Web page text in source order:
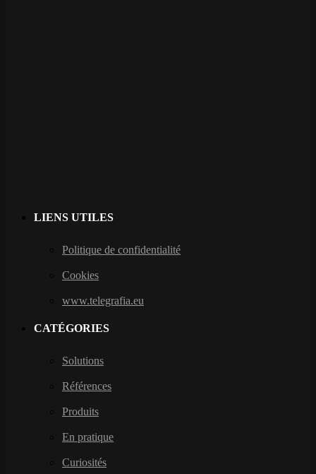
LIENS UTILES
Politique de confidentialité
Cookies
www.telegrafia.eu
CATÉGORIES
Solutions
Références
Produits
En pratique
Curiosités